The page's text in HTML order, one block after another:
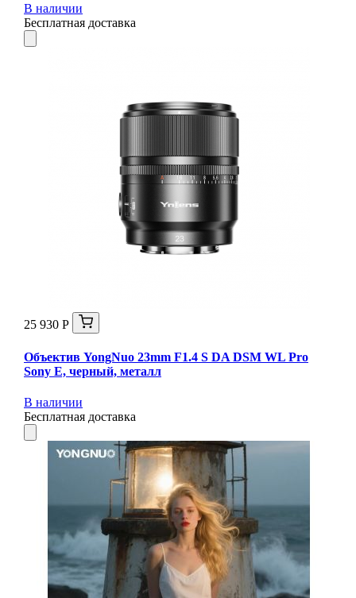
В наличии
Бесплатная доставка
25 930 Р
Объектив YongNuo 23mm F1.4 S DA DSM WL Pro
Sony E, черный, металл
В наличии
Бесплатная доставка